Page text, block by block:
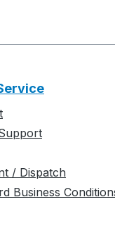
/ Dispatch
Business